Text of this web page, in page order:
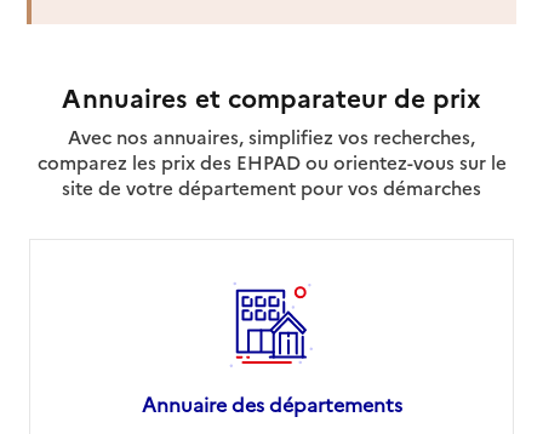
Annuaires et comparateur de prix
Avec nos annuaires, simplifiez vos recherches,
comparez les prix des EHPAD ou orientez-vous sur le
site de votre département pour vos démarches
Annuaire des départements